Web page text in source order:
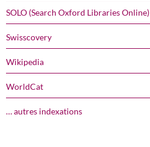
SOLO (Search Oxford Libraries Online)
Swisscovery
Wikipedia
WorldCat
… autres indexations